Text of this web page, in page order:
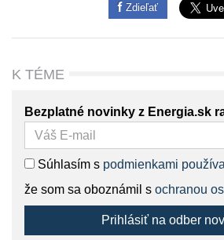
Zdieľať
K TÉME
Bezplatné novinky z Energia.sk
Súhlasím s podmienkami
že som sa oboznámil s ochranou
Prihlásiť na odber